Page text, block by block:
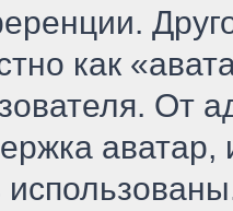
как
От
аватар,